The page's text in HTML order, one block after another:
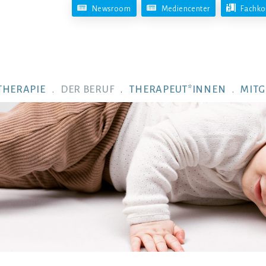
Newsroom Mediencenter
DER BERUF THERAPEUT*INNEN